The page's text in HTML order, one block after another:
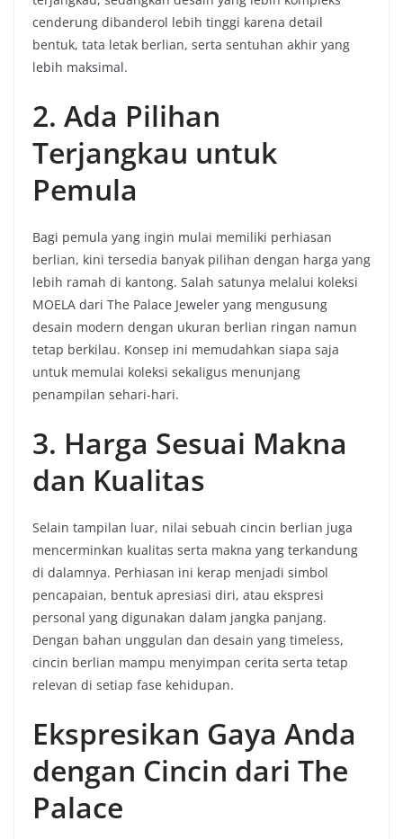
cenderung dibanderol lebih tinggi karena detail
bentuk, tata letak berlian, serta sentuhan akhir yang
lebih maksimal.
2. Ada Pilihan
Terjangkau untuk
Pemula
Bagi pemula yang ingin mulai memiliki perhiasan
berlian, kini tersedia banyak pilihan dengan harga yang
lebih ramah di kantong. Salah satunya melalui koleksi
MOELA dari The Palace Jeweler yang mengusung
desain modern dengan ukuran berlian ringan namun
tetap berkilau. Konsep ini memudahkan siapa saja
untuk memulai koleksi sekaligus menunjang
penampilan sehari-hari.
3. Harga Sesuai Makna
dan Kualitas
Selain tampilan luar, nilai sebuah cincin berlian juga
mencerminkan kualitas serta makna yang terkandung
di dalamnya. Perhiasan ini kerap menjadi simbol
pencapaian, bentuk apresiasi diri, atau ekspresi
personal yang digunakan dalam jangka panjang.
Dengan bahan unggulan dan desain yang timeless,
cincin berlian mampu menyimpan cerita serta tetap
relevan di setiap fase kehidupan.
Ekspresikan Gaya Anda
dengan Cincin dari The
Palace